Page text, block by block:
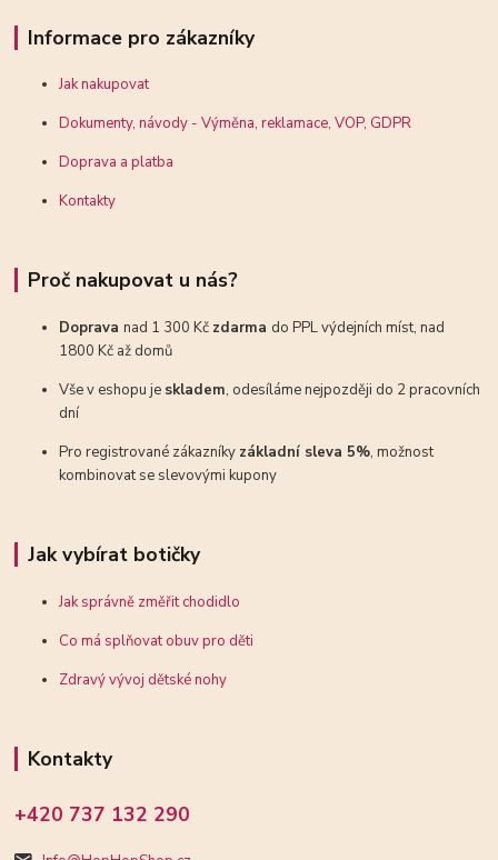
Informace pro zákazníky
Jak nakupovat
Dokumenty, návody - Výměna, reklamace, VOP, GDPR
Doprava a platba
Kontakty
Proč nakupovat u nás?
Dopravanad 1 300 Kč zdarma do PPL výdejních míst, nad
1800 Kč až domů
Vše v eshopu je skladem, odesíláme nejpozději do 2 pracovních
dní
Pro registrované zákazníky základní sleva 5%, možnost
kombinovat se slevovými kupony
Jak vybírat botičky
Jak správně změřit chodidlo
Co má splňovat obuv pro děti
Zdravý vývoj dětské nohy
Kontakty
+420 737 132 290